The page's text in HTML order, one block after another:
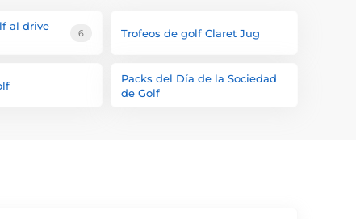
al drive
6 Trofeos de golf Claret Jug
Packs del Día de la Sociedad
de Golf